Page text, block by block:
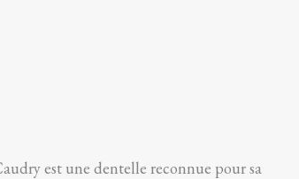
est une dentelle reconnue pour sa